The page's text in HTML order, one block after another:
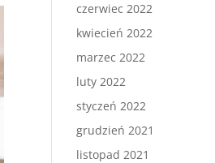
czerwiec 2022
kwiecień 2022
marzec 2022
luty 2022
styczeń 2022
grudzień 2021
listopad 2021